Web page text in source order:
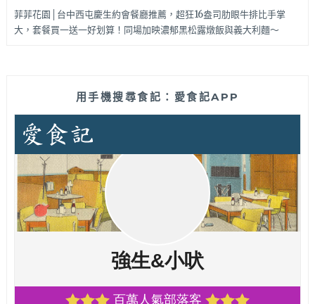
菲菲花園│台中西屯慶生約會餐廳推薦，超狂16盎司肋眼牛排比手掌
大，套餐買一送一好划算！同場加映濃郁黑松露燉飯與義大利麵～
用手機搜尋食記：愛食記APP